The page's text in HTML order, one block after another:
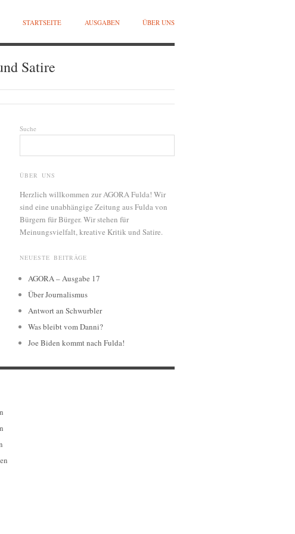
STARTSEITE AUSGABEN ÜBER UNS
Satire
Suche
ÜBER UNS
Herzlich willkommen zur AGORA Fulda! Wir
sind eine unabhängige Zeitung aus Fulda von
Bürgern für Bürger. Wir stehen für
Meinungsvielfalt, kreative Kritik und Satire.
NEUESTE BEITRÄGE
AGORA – Ausgabe 17
Über Journalismus
Antwort an Schwurbler
Was bleibt vom Danni?
Joe Biden kommt nach Fulda!